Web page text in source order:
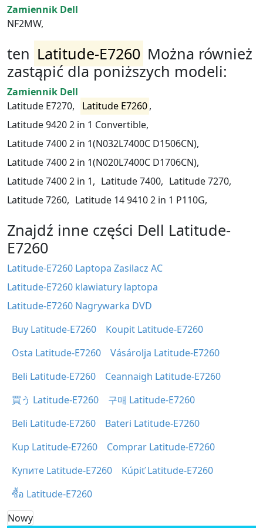
Zamiennik Dell
NF2MW,
ten Latitude-E7260 Można również
zastąpić dla poniższych modeli:
Zamiennik Dell
Latitude E7270,
Latitude E7260,
Latitude 9420 2 in 1 Convertible,
Latitude 7400 2 in 1(N032L7400C D1506CN),
Latitude 7400 2 in 1(N020L7400C D1706CN),
Latitude 7400 2 in 1, Latitude 7400, Latitude 7270,
Latitude 7260, Latitude 14 9410 2 in 1 P110G,
Znajdź inne części Dell Latitude-
E7260
Latitude-E7260 Laptopa Zasilacz AC
Latitude-E7260 klawiatury laptopa
Latitude-E7260 Nagrywarka DVD
Buy Latitude-E7260
Koupit Latitude-E7260
Osta Latitude-E7260
Vásárolja Latitude-E7260
Beli Latitude-E7260
Ceannaigh Latitude-E7260
買う Latitude-E7260
구매 Latitude-E7260
Beli Latitude-E7260
Bateri Latitude-E7260
Kup Latitude-E7260
Comprar Latitude-E7260
Купите Latitude-E7260
Kúpiť Latitude-E7260
ซื้อ Latitude-E7260
Nowy